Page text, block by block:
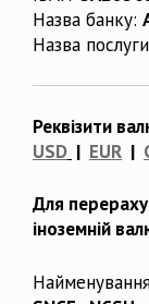
Назва банку:
Назва
Реквізити
USD | EUR |
Для
іноземній